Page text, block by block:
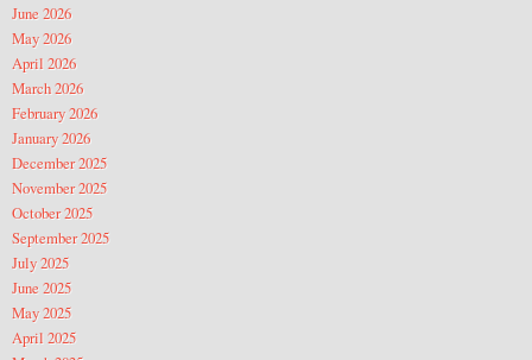
June 2026
May 2026
April 2026
March 2026
February 2026
January 2026
December 2025
November 2025
October 2025
September 2025
July 2025
June 2025
May 2025
April 2025